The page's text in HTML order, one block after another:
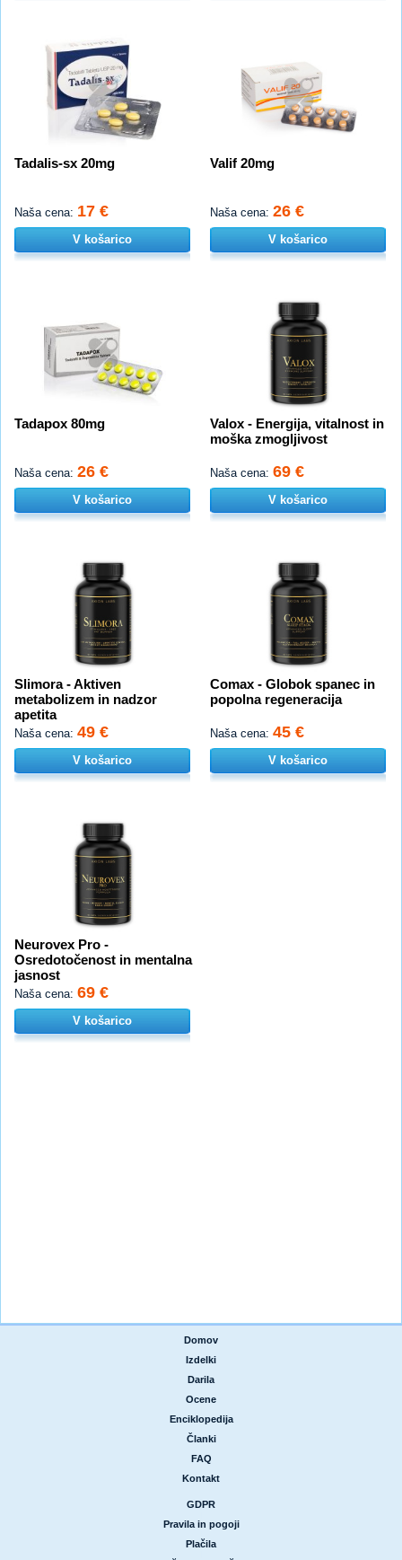
Tadalis-sx 20mg
Naša cena: 17 €
V košarico
Valif 20mg
Naša cena: 26 €
V košarico
Tadapox 80mg
Naša cena: 26 €
V košarico
Valox - Energija, vitalnost in
moška zmogljivost
Naša cena: 69 €
V košarico
Slimora - Aktiven
metabolizem in nadzor
apetita
Naša cena: 49 €
V košarico
Comax - Globok spanec in
popolna regeneracija
Naša cena: 45 €
V košarico
Neurovex Pro -
Osredotočenost in mentalna
jasnost
Naša cena: 69 €
V košarico
Domov
Izdelki
Darila
Ocene
Enciklopedija
Članki
FAQ
Kontakt
GDPR
Pravila in pogoji
Plačila